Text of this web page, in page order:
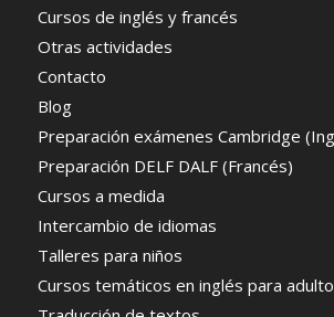
Cursos de inglés y francés
Otras actividades
Contacto
Blog
Preparación exámenes Cambridge
Preparación DELF DALF (Francés)
Cursos a medida
Intercambio de idiomas
Talleres para niños
Cursos temáticos en inglés para